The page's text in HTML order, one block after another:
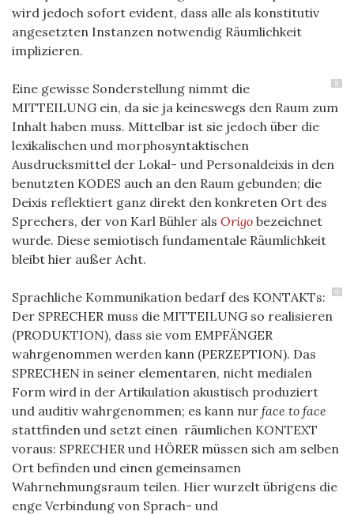
wird jedoch sofort evident, dass alle als konstitutiv
angesetzten Instanzen notwendig Räumlichkeit
implizieren.
8
Eine gewisse Sonderstellung nimmt die
MITTEILUNG ein, da sie ja keineswegs den Raum zum
Inhalt haben muss. Mittelbar ist sie jedoch über die
lexikalischen und morphosyntaktischen
Ausdrucksmittel der Lokal- und Personaldeixis in den
benutzten KODES auch an den Raum gebunden; die
Deixis reflektiert ganz direkt den konkreten Ort des
Sprechers, der von Karl Bühler als Origo bezeichnet
wurde. Diese semiotisch fundamentale Räumlichkeit
bleibt hier außer Acht.
9
Sprachliche Kommunikation bedarf des KONTAKTs:
Der SPRECHER muss die MITTEILUNG so realisieren
(PRODUKTION), dass sie vom EMPFÄNGER
wahrgenommen werden kann (PERZEPTION). Das
SPRECHEN in seiner elementaren, nicht medialen
Form wird in der Artikulation akustisch produziert
und auditiv wahrgenommen; es kann nur face to face
stattfinden und setzt einen räumlichen KONTEXT
voraus: SPRECHER und HÖRER müssen sich am selben
Ort befinden und einen gemeinsamen
Wahrnehmungsraum teilen. Hier wurzelt übrigens die
enge Verbindung von Sprach- und